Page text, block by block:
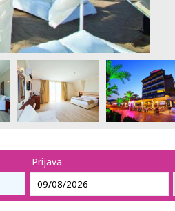
Prijava